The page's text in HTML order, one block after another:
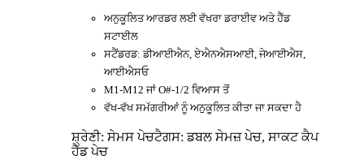
ਅਨੁਕੂਲਿਤ ਆਰਡਰ ਲਈ ਵੱਖਰਾ ਡਰਾਈਵ ਅਤੇ ਹੈੱਡ
ਸਟਾਈਲ
ਸਟੈਂਡਰਡ: ਡੀਆਈਐਨ, ਏਐਨਐਸਆਈ, ਜੇਆਈਐਸ,
ਆਈਐਸਓ
M1-M12 ਜਾਂ O#-1/2 ਵਿਆਸ ਤੋਂ
ਵੱਖ-ਵੱਖ ਸਮੱਗਰੀਆਂ ਨੂੰ ਅਨੁਕੂਲਿਤ ਕੀਤਾ ਜਾ ਸਕਦਾ ਹੈ
ਸ਼੍ਰੇਣੀ: ਸੇਮਸ ਪੇਚਟੈਗਸ: ਡਬਲ ਸੇਮਜ਼ ਪੇਚ, ਸਾਕਟ ਕੈਪ
ਹੈੱਡ ਪੇਚ